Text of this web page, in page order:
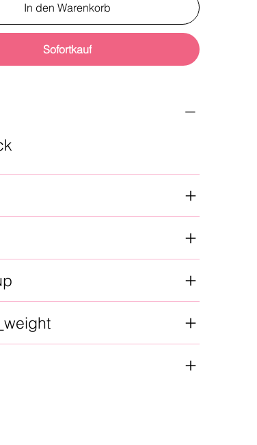
In den Warenkorb
Sofortkauf